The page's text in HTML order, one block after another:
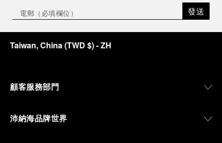
發送
Taiwan, China(TWD $)- ZH
顧客服務部門
沛納海品牌世界